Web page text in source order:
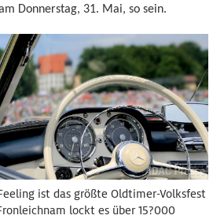
Donnerstag, 31. Mai, so sein.
ist das größte Oldtimer-Volksfest
lockt es über 15?000